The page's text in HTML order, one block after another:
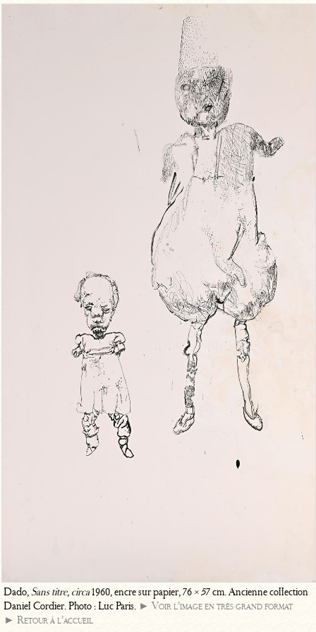
Dado,Sans titre, circa1960, encre sur papier, 76 × 57 cm. Ancienne collection
Daniel Cordier. Photo : Luc Paris. ► Voir l’image en très grand format
► Retour à l’accueil